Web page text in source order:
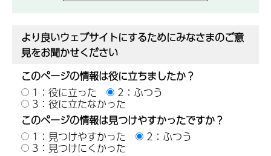
より良いウェブサイトにするためにみなさまのご意
見をお聞かせください
このページの情報は役に立ちましたか？
1：役に立った
2：ふつう
3：役に立たなかった
このページの情報は見つけやすかったですか？
1：見つけやすかった
2：ふつう
3：見つけにくかった